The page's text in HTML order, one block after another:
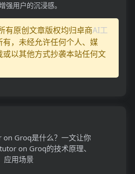
强用户的沉浸感。
有原创文章版权均归卓商AI工
有，未经允许任何个人、媒
以其他方式抄袭本站任何文
Groq是什么？一文让你
on Groq的技术原理、
应用场景